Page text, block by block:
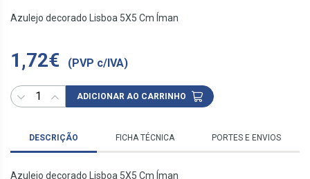
Azulejo decorado Lisboa 5X5 Cm Íman
1,72€ (PVP c/IVA)
ADICIONAR AO CARRINHO
DESCRIÇÃO FICHA TÉCNICA PORTES E ENVIOS
Azulejo decorado Lisboa 5X5 Cm Íman